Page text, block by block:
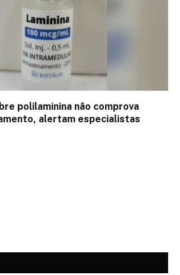
polilaminina não comprova
alertam especialistas